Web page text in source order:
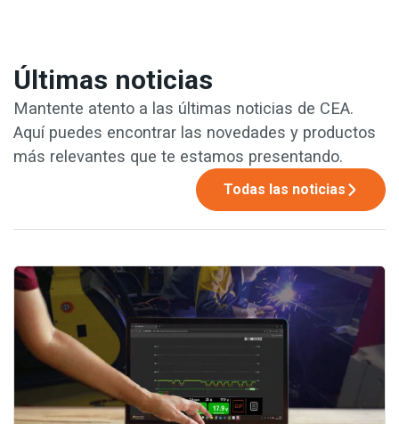
Últimas noticias
Mantente atento a las últimas noticias de CEA.
Aquí puedes encontrar las novedades y productos
más relevantes que te estamos presentando.
Todas las noticias